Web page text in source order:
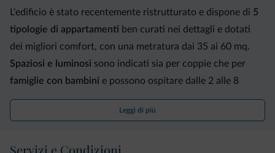
L'edificio è stato recentemente ristrutturato e dispone di 5
tipologie di appartamenti ben curati nei dettagli e dotati
dei migliori comfort, con una metratura dai 35 ai 60 mq.
Spaziosi e luminosi sono indicati sia per coppie che per
famiglie con bambini e possono ospitare dalle 2 alle 8
persone.
matrimoniale, cassaforte,
Leggi di più
Servizi e Condizioni